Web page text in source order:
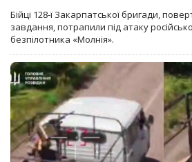
Бійці 128-ї Закарпатської бригади,
завдання, потрапили під атаку
безпілотника «Молнія».